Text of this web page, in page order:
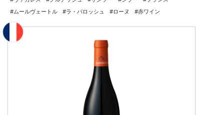
#ムールヴェートル
#ラ・バロッシュ #ローヌ #赤ワイン